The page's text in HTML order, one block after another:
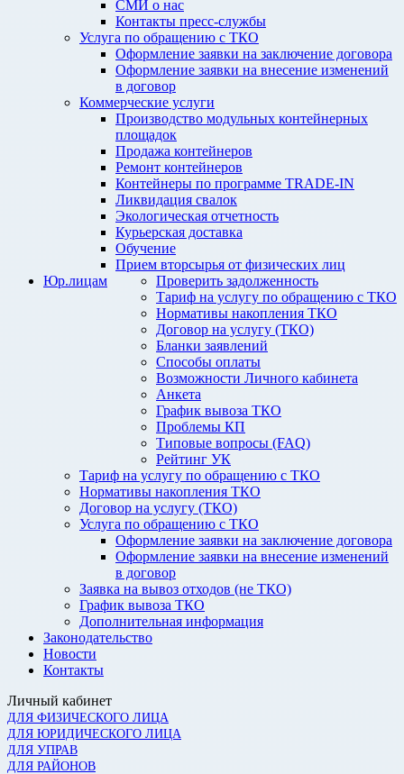
СМИ о нас
Контакты пресс-службы
Услуга по обращению с ТКО
Оформление заявки на заключение договора
Оформление заявки на внесение изменений
в договор
Коммерческие услуги
Производство модульных контейнерных
площадок
Продажа контейнеров
Ремонт контейнеров
Контейнеры по программе TRADE-IN
Ликвидация свалок
Экологическая отчетность
Курьерская доставка
Обучение
Прием вторсырья от физических лиц
Проверить задолженность
Тариф на услугу по обращению с ТКО
Нормативы накопления ТКО
Договор на услугу (ТКО)
Бланки заявлений
Способы оплаты
Возможности Личного кабинета
Анкета
График вывоза ТКО
Проблемы КП
Типовые вопросы (FAQ)
Рейтинг УК
Юр.лицам
Тариф на услугу по обращению с ТКО
Нормативы накопления ТКО
Договор на услугу (ТКО)
Услуга по обращению с ТКО
Оформление заявки на заключение договора
Оформление заявки на внесение изменений
в договор
Заявка на вывоз отходов (не ТКО)
График вывоза ТКО
Дополнительная информация
Законодательство
Новости
Контакты
Личный кабинет
ДЛЯ ФИЗИЧЕСКОГО ЛИЦА
ДЛЯ ЮРИДИЧЕСКОГО ЛИЦА
ДЛЯ УПРАВ
ДЛЯ РАЙОНОВ